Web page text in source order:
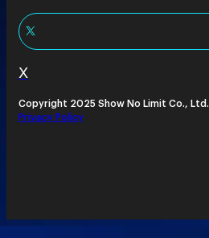
X
Copyright 2025 Show No Limit Co., Ltd.
Privacy Policy